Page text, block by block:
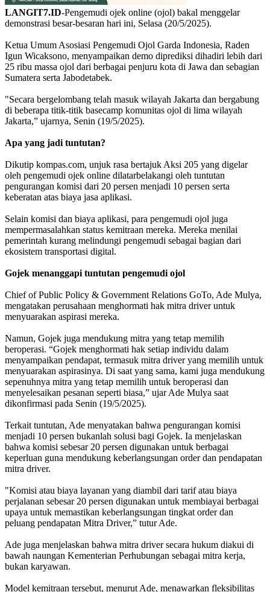
LANGIT7.ID-Pengemudi ojek online (ojol) bakal menggelar
demonstrasi besar-besaran hari ini, Selasa (20/5/2025).
Ketua Umum Asosiasi Pengemudi Ojol Garda Indonesia, Raden
Igun Wicaksono, menyampaikan demo diprediksi dihadiri lebih dari
25 ribu massa ojol dari berbagai penjuru kota di Jawa dan sebagian
Sumatera serta Jabodetabek.
"Secara bergelombang telah masuk wilayah Jakarta dan bergabung
di beberapa titik-titik basecamp komunitas ojol di lima wilayah
Jakarta,” ujarnya, Senin (19/5/2025).
Apa yang jadi tuntutan?
Dikutip kompas.com, unjuk rasa bertajuk Aksi 205 yang digelar
oleh pengemudi ojek online dilatarbelakangi oleh tuntutan
pengurangan komisi dari 20 persen menjadi 10 persen serta
keberatan atas biaya jasa aplikasi.
Selain komisi dan biaya aplikasi, para pengemudi ojol juga
mempermasalahkan status kemitraan mereka. Mereka menilai
pemerintah kurang melindungi pengemudi sebagai bagian dari
ekosistem transportasi digital.
Gojek menanggapi tuntutan pengemudi ojol
Chief of Public Policy & Government Relations GoTo, Ade Mulya,
mengatakan perusahaan menghormati hak mitra driver untuk
menyuarakan aspirasi mereka.
Namun, Gojek juga mendukung mitra yang tetap memilih
beroperasi. “Gojek menghormati hak setiap individu dalam
menyampaikan pendapat, termasuk mitra driver yang memilih untuk
menyuarakan aspirasinya. Di saat yang sama, kami juga mendukung
sepenuhnya mitra yang tetap memilih untuk beroperasi dan
menyelesaikan pesanan seperti biasa,” ujar Ade Mulya saat
dikonfirmasi pada Senin (19/5/2025).
Terkait tuntutan, Ade menyatakan bahwa pengurangan komisi
menjadi 10 persen bukanlah solusi bagi Gojek. Ia menjelaskan
bahwa komisi sebesar 20 persen digunakan untuk berbagai
keperluan guna mendukung keberlangsungan order dan pendapatan
mitra driver.
"Komisi atau biaya layanan yang diambil dari tarif atau biaya
perjalanan sebesar 20 persen digunakan untuk membiayai berbagai
upaya untuk memastikan keberlangsungan tingkat order dan
peluang pendapatan Mitra Driver,” tutur Ade.
Ade juga menjelaskan bahwa mitra driver secara hukum diakui di
bawah naungan Kementerian Perhubungan sebagai mitra kerja,
bukan karyawan.
Model kemitraan tersebut, menurut Ade, menawarkan fleksibilitas